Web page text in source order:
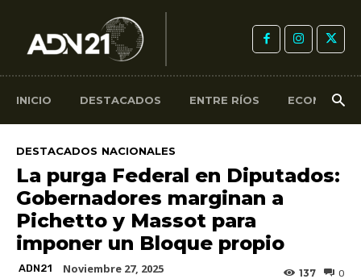
INICIO DESTACADOS ENTRE RÍOS ECONOMÍA
DESTACADOS NACIONALES
La purga Federal en Diputados:
Gobernadores marginan a
Pichetto y Massot para
imponer un Bloque propio
ADN21 Noviembre 27, 2025 0
137